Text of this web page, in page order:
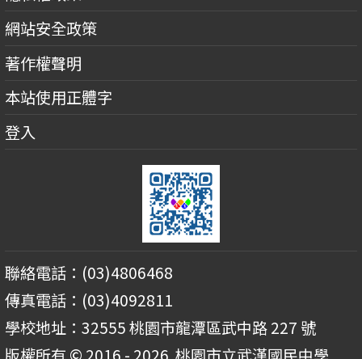
網站安全政策
著作權聲明
本站使用正體字
登入
聯絡電話：(03)4806468
傳真電話：(03)4092811
學校地址：32555 桃園市龍潭區武中路 227 號